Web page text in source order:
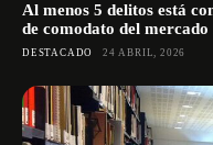
Al menos 5 delitos está
de comodato del
DESTACADO 24 ABRIL, 2026